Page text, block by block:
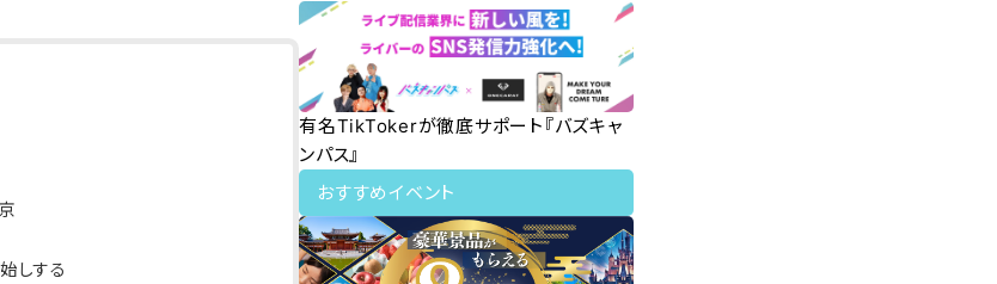
しする
有名TikTokerが徹底サポート『バズキャ
ンパス』
おすすめイベント